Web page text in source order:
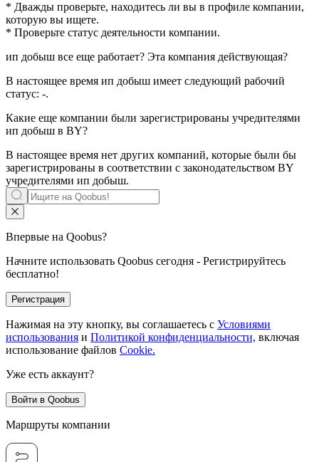
* Дважды проверьте, находитесь ли вы в профиле компании,
которую вы ищете.
* Проверьте статус деятельности компании.
ип добыш все еще работает? Эта компания действующая?
В настоящее время ип добыш имеет следующий рабочий
статус: -.
Какие еще компании были зарегистрированы учредителями
ип добыш в BY?
В настоящее время нет других компаний, которые были бы
зарегистрированы в соответствии с законодательством BY
учредителями ип добыш.
Впервые на Qoobus?
Начните использовать Qoobus сегодня - Регистрируйтесь
бесплатно!
Регистрация
Нажимая на эту кнопку, вы соглашаетесь с Условиями
использования и Политикой конфиденциальности, включая
использование файлов Cookie.
Уже есть аккаунт?
Войти в Qoobus
Маршруты компании